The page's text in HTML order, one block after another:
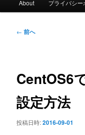
メ
About プライバシー
投
ー
ョ
ン
← 前へ
CentOS6
設定方法
投稿日時:2016-09-01